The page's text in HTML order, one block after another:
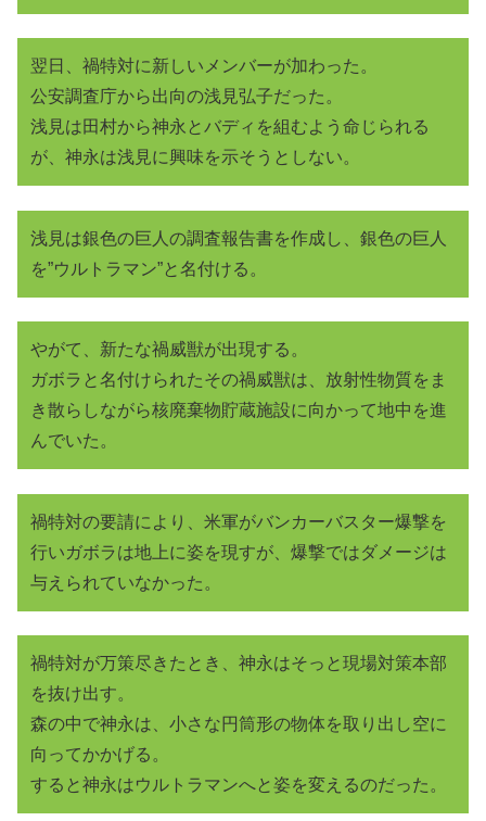
翌日、禍特対に新しいメンバーが加わった。
公安調査庁から出向の浅見弘子だった。
浅見は田村から神永とバディを組むよう命じられる
が、神永は浅見に興味を示そうとしない。
浅見は銀色の巨人の調査報告書を作成し、銀色の巨人
を”ウルトラマン”と名付ける。
やがて、新たな禍威獣が出現する。
ガボラと名付けられたその禍威獣は、放射性物質をま
き散らしながら核廃棄物貯蔵施設に向かって地中を進
んでいた。
禍特対の要請により、米軍がバンカーバスター爆撃を
行いガボラは地上に姿を現すが、爆撃ではダメージは
与えられていなかった。
禍特対が万策尽きたとき、神永はそっと現場対策本部
を抜け出す。
森の中で神永は、小さな円筒形の物体を取り出し空に
向ってかかげる。
すると神永はウルトラマンへと姿を変えるのだった。